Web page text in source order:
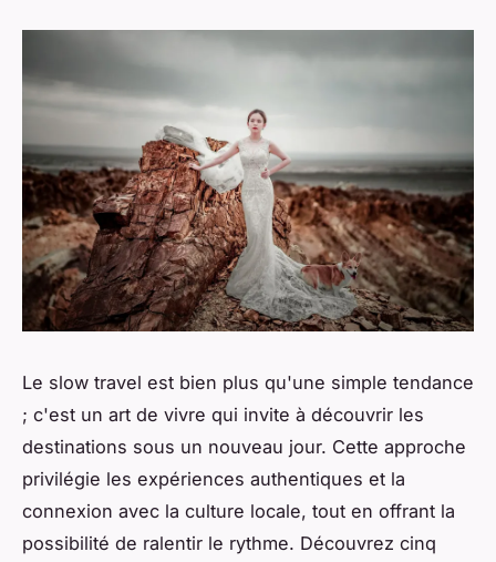
Le slow travel est bien plus qu'une simple tendance
; c'est un art de vivre qui invite à découvrir les
destinations sous un nouveau jour. Cette approche
privilégie les expériences authentiques et la
connexion avec la culture locale, tout en offrant la
possibilité de ralentir le rythme. Découvrez cinq